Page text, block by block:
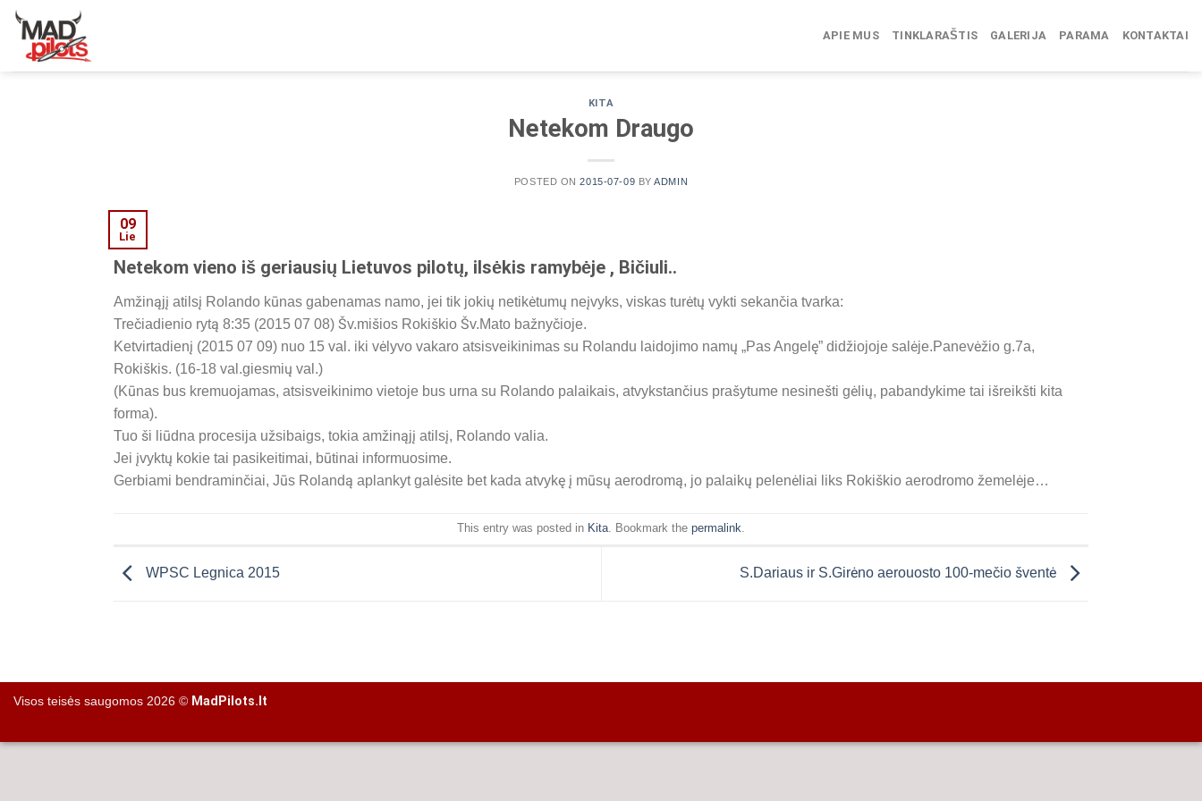
Skip
content
APIE MUS TINKLARAŠTIS GALERIJA PARAMA KONTAKTAI
KITA
Netekom Draugo
POSTED ON2015-07-09 BYADMIN
09
Lie
Netekom vieno iš geriausių Lietuvos pilotų, ilsėkis ramybėje , Bičiuli..
Amžinąjį atilsį Rolando kūnas gabenamas namo, jei tik jokių netikėtumų neįvyks, viskas turėtų vykti sekančia tvarka:
Trečiadienio rytą 8:35 (2015 07 08) Šv.mišios Rokiškio Šv.Mato bažnyčioje.
Ketvirtadienį (2015 07 09) nuo 15 val. iki vėlyvo vakaro atsisveikinimas su Rolandu laidojimo namų „Pas Angelę” didžiojoje salėje.Panevėžio g.7a,
Rokiškis. (16-18 val.giesmių val.)
(Kūnas bus kremuojamas, atsisveikinimo vietoje bus urna su Rolando palaikais, atvykstančius prašytume nesinešti gėlių, pabandykime tai išreikšti kita
forma).
Tuo ši liūdna procesija užsibaigs, tokia amžinąjį atilsį, Rolando valia.
Jei įvyktų kokie tai pasikeitimai, būtinai informuosime.
Gerbiami bendraminčiai, Jūs Rolandą aplankyt galėsite bet kada atvykę į mūsų aerodromą, jo palaikų pelenėliai liks Rokiškio aerodromo žemelėje…
This entry was posted in Kita . Bookmark the permalink
WPSC Legnica 2015 S.Dariaus ir S.Girėno aerouosto 100-mečio šventė
Visos teisės saugomos 2026 © MadPilots.lt